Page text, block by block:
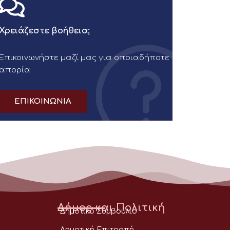
Χρειάζεστε βοήθεια;
Επικοινωνήστε μαζί μας για οποιαδήποτε
απορία
ΕΠΙΚΟΙΝΩΝΙΑ
Δήμος και Πολιτική
Δημοτικό Συμβούλιο